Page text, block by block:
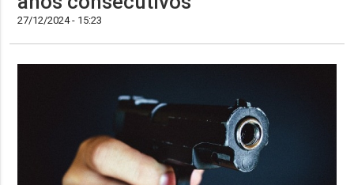
27/12/2024 - 15:23